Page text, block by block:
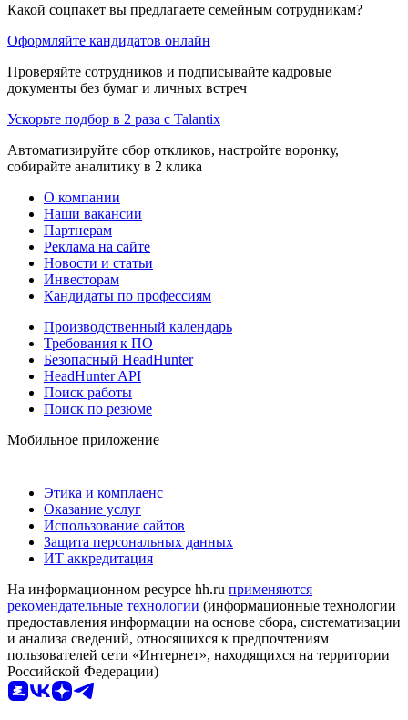
Какой соцпакет вы предлагаете семейным сотрудникам?
Оформляйте кандидатов онлайн
Проверяйте сотрудников и подписывайте кадровые
документы без бумаг и личных встреч
Ускорьте подбор в 2 раза с Talantix
Автоматизируйте сбор откликов, настройте воронку,
собирайте аналитику в 2 клика
О компании
Наши вакансии
Партнерам
Реклама на сайте
Новости и статьи
Инвесторам
Кандидаты по профессиям
Производственный календарь
Требования к ПО
Безопасный HeadHunter
HeadHunter API
Поиск работы
Поиск по резюме
Мобильное приложение
Этика и комплаенс
Оказание услуг
Использование сайтов
Защита персональных данных
ИТ аккредитация
На информационном ресурсе hh.ru применяются
рекомендательные технологии (информационные технологии
предоставления информации на основе сбора, систематизации
и анализа сведений, относящихся к предпочтениям
пользователей сети «Интернет», находящихся на территории
Российской Федерации)